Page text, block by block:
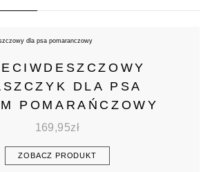
DLA PSA
POMARAŃCZOWY
169,95zł
ZOBACZ PRODUKT